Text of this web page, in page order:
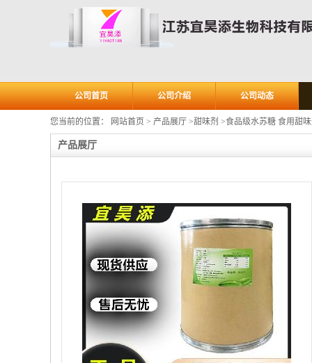
公司首页 公司介绍 公司动态
您当前的位置： 网站首页 > 产品展厅 >甜味剂 >食品级水苏糖 食用甜
产品展厅